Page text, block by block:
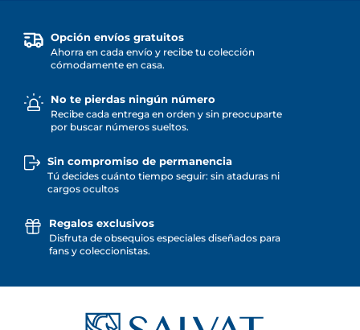
Opción envíos gratuitos
Ahorra en cada envío y recibe tu colección
cómodamente en casa.
No te pierdas ningún número
Recibe cada entrega en orden y sin preocuparte
por buscar números sueltos.
Sin compromiso de permanencia
Tú decides cuánto tiempo seguir: sin ataduras ni
cargos ocultos
Regalos exclusivos
Disfruta de obsequios especiales diseñados para
fans y coleccionistas.